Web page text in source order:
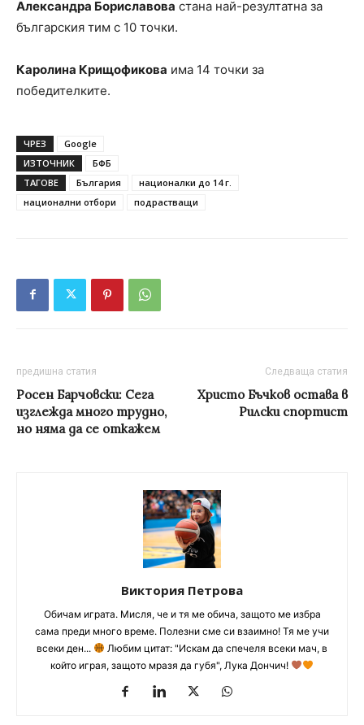
Александра Бориславова стана най-резултатна за
българския тим с 10 точки.
Каролина Крищофикова има 14 точки за
победителките.
ЧРЕЗ
Google
ИЗТОЧНИК
БФБ
ТАГОВЕ
България
националки до 14 г.
национални отбори
подрастващи
предишна статия
Росен Барчовски: Сега
изглежда много трудно,
но няма да се откажем
Следваща статия
Христо Бъчков остава в
Рилски спортист
Виктория Петрова
Обичам играта. Мисля, че и тя ме обича, защото ме избра
сама преди много време. Полезни сме си взаимно! Тя ме учи
всеки ден...
Любим цитат: "Искам да спечеля всеки мач, в
който играя, защото мразя да губя", Лука Дончич!